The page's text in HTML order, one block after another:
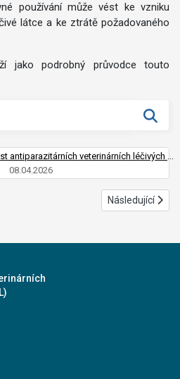
používání může vést ke vzniku
látce a ke ztrátě požadovaného
jako podrobný průvodce touto
Podezření na neúčinnost antiparazitárních veterinárních léčivých přípravků
08.04.2026
- GMP non-compliance Produlab
Další článek:
Následující